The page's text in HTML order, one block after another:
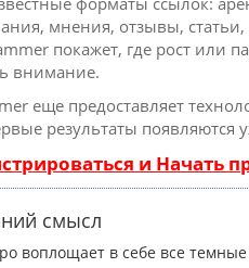
мнения, отзывы, статьи,
покажет, где рост или
внимание.
еще предоставляет
результаты
и Начать
смысл
воплощает в себе все